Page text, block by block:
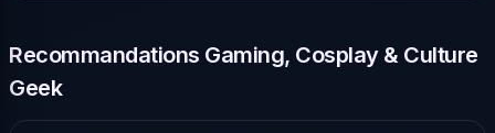
Recommandations Gaming, Cosplay & Culture
Geek